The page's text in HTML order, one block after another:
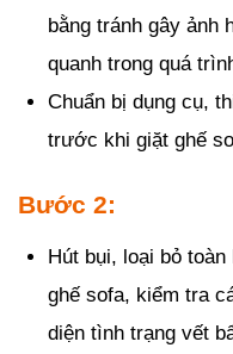
bằng tránh gây ảnh
quanh trong quá
Chuẩn bị dụng cụ,
trước khi giặt ghế
Bước 2:
Hút bụi, loại bỏ
ghế sofa, kiểm tra
diện tình trạng vết